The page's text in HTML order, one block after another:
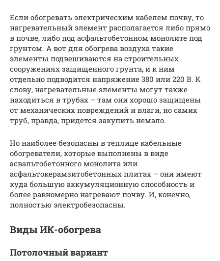
Если обогревать электрическим кабелем почву, то
нагревательный элемент располагается либо прямо
в почве, либо под асфальтобетонном монолите под
грунтом. А вот для обогрева воздуха такие
элементы подвешиваются на строительных
сооружениях защищенного грунта, и к ним
отдельно подводится напряжение 380 или 220 В. К
слову, нагревательные элементы могут также
находиться в трубах – там они хорошо защищены
от механических повреждений и влаги, но самих
труб, правда, придется закупить немало.
Но наиболее безопасны в теплице кабельные
обогреватели, которые выполнены в виде
асвальтобетонного монолита или
асфальтокерамзитобетонных плитах – они имеют
куда большую аккумуляционную способность и
более равномерно нагревают почву. И, конечно,
полностью электробезопасны.
Виды ИК-обогрева
Потолочный вариант